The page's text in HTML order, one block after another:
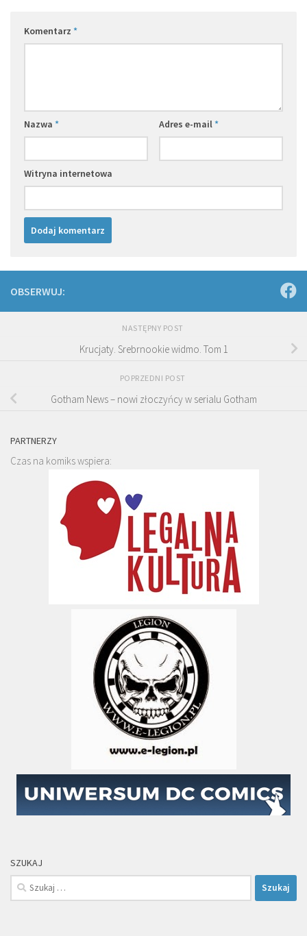
Komentarz *
Nazwa * Adres e-mail*
Witryna internetowa
OBSERWUJ:
NASTĘPNY POST
Krucjaty. Srebrnookie widmo. Tom 1
POPRZEDNI POST
Gotham News – nowi złoczyńcy w serialu Gotham
PARTNERZY
Czas na komiks wspiera:
SZUKAJ
Szukaj: